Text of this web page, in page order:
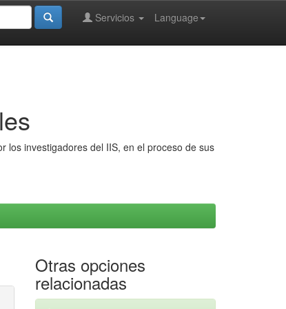
Language
Servicios
los investigadores del IIS, en el proceso de sus
Otras opciones
relacionadas